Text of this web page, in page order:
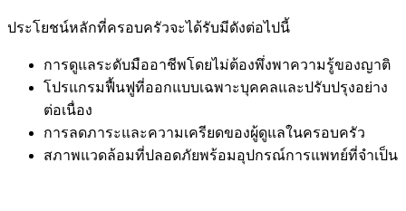
ประโยชน์หลักที่ครอบครัวจะได้รับมีดังต่อไปนี้
การดูแลระดับมืออาชีพโดยไม่ต้องพึ่งพาความรู้ของญาติ
โปรแกรมฟื้นฟูที่ออกแบบเฉพาะบุคคลและปรับปรุงอย่าง
ต่อเนื่อง
การลดภาระและความเครียดของผู้ดูแลในครอบครัว
สภาพแวดล้อมที่ปลอดภัยพร้อมอุปกรณ์การแพทย์ที่จำเป็น